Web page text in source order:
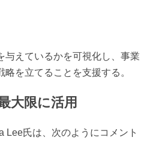
与えているかを可視化し、事業
を立てることを支援する。
大限に活用
Lee氏は、次のようにコメント